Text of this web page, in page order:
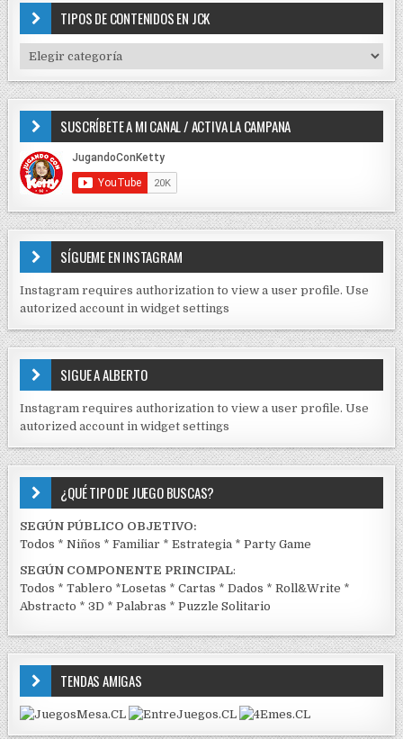
o
r
:
TIPOS DE CONTENIDOS EN JCK
I
P
D
E
C
N
T
I
D
S
E
J
C
K
SUSCRÍBETE A MI CANAL / ACTIVA LA CAMPANA
SÍGUEME EN INSTAGRAM
Instagram requires authorization to view a user profile. Use
autorized account in widget settings
SIGUE A ALBERTO
Instagram requires authorization to view a user profile. Use
autorized account in widget settings
¿QUÉ TIPO DE JUEGO BUSCAS?
SEGÚN PÚBLICO OBJETIVO:
Todos *Niños *Familiar *Estrategia *Party Game
SEGÚN COMPONENTE PRINCIPAL:
Todos *Tablero *Losetas *Cartas *Dados *Roll&Write *
Abstracto *3D *Palabras *Puzzle Solitario
TENDAS AMIGAS